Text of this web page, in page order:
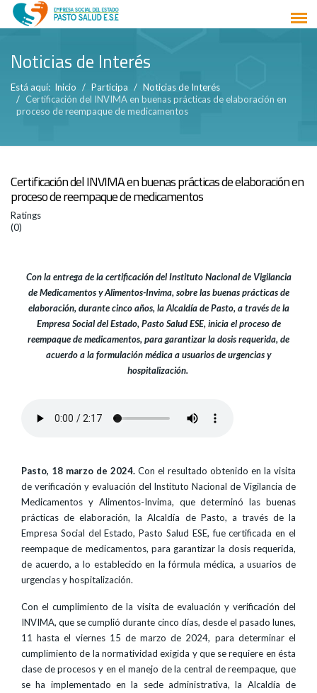
Noticias de Interés
Está aquí: Inicio Participa
Noticias de Interés
Certificación del INVIMA en buenas prácticas de elaboración en
proceso de reempaque de medicamentos
Certificación del INVIMA en buenas prácticas de elaboración en
proceso de reempaque de medicamentos
Ratings
(0)
Con la entrega de la certificación del Instituto Nacional de Vigilancia
de Medicamentos y Alimentos-Invima, sobre las buenas prácticas de
elaboración, durante cinco años, la Alcaldía de Pasto, a través de la
Empresa Social del Estado, Pasto Salud ESE, inicia el proceso de
reempaque de medicamentos, para garantizar la dosis requerida, de
acuerdo a la formulación médica a usuarios de urgencias y
hospitalización.
Pasto, 18 marzo de 2024. Con el resultado obtenido en la visita
de verificación y evaluación del Instituto Nacional de Vigilancia de
Medicamentos y Alimentos-Invima, que determinó las buenas
prácticas de elaboración, la Alcaldía de Pasto, a través de la
Empresa Social del Estado, Pasto Salud ESE, fue certificada en el
reempaque de medicamentos, para garantizar la dosis requerida,
de acuerdo, a lo establecido en la fórmula médica, a usuarios de
urgencias y hospitalización.
Con el cumplimiento de la visita de evaluación y verificación del
INVIMA, que se cumplió durante cinco días, desde el pasado lunes,
11 hasta el viernes 15 de marzo de 2024, para determinar el
cumplimiento de la normatividad exigida y que se requiere en ésta
clase de procesos y en el manejo de la central de reempaque, que
se ha implementado en la sede administrativa, la Alcaldía de